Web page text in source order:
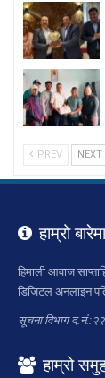
PREV NEXT
हाम्रो बारेमा
हिमाली आवाज
डिजिटल अनलाइन
सूचना विभाग
हाम्रो